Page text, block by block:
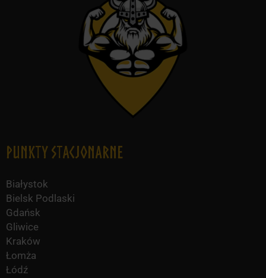
Punkty Stacjonarne
Białystok
Bielsk Podlaski
Gdańsk
Gliwice
Kraków
Łomża
Łódź